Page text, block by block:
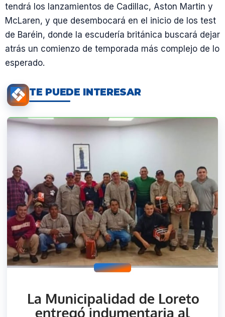
tendrá los lanzamientos de Cadillac, Aston Martin y
McLaren, y que desembocará en el inicio de los test
de Baréin, donde la escudería británica buscará dejar
atrás un comienzo de temporada más complejo de lo
esperado.
TE PUEDE INTERESAR